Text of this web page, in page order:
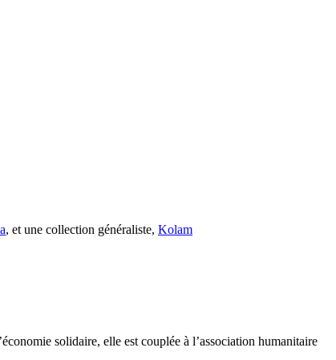
, et une collection généraliste, Kolam
solidaire, elle est couplée à l’association humanitaire